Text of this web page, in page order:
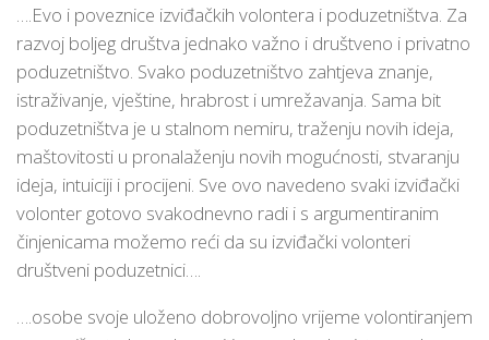
….Evo i poveznice izviđačkih volontera i poduzetništva. Za
razvoj boljeg društva jednako važno i društveno i privatno
poduzetništvo. Svako poduzetništvo zahtjeva znanje,
istraživanje, vještine, hrabrost i umrežavanja. Sama bit
poduzetništva je u stalnom nemiru, traženju novih ideja,
maštovitosti u pronalaženju novih mogućnosti, stvaranju
ideja, intuiciji i procijeni. Sve ovo navedeno svaki izviđački
volonter gotovo svakodnevno radi i s argumentiranim
činjenicama možemo reći da su izviđački volonteri
društveni poduzetnici….
….osobe svoje uloženo dobrovoljno vrijeme volontiranjem